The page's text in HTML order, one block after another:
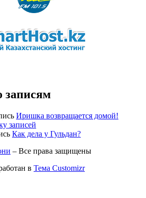
записям
Иришка возвращается домой!
записей
Как дела у Гульдан?
– Все права защищены
в Тема Customizr